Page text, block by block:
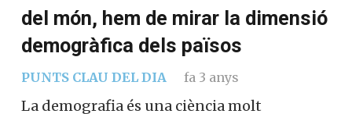
dimensió demogràfica dels
països
PUNTS CLAU DEL DIA fa 3 anys
La demografia és una ciència molt